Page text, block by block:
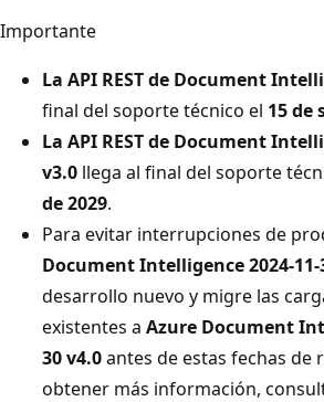
Importante
La API REST de Document
final del soporte técnico el 15 de
La API REST de Document
v3.0 llega al final del soporte
de 2029.
Para evitar interrupciones de
Document Intelligence 2024-11-
desarrollo nuevo y migre las
existentes a Azure Document
30 v4.0antes de estas fechas de
obtener más información,